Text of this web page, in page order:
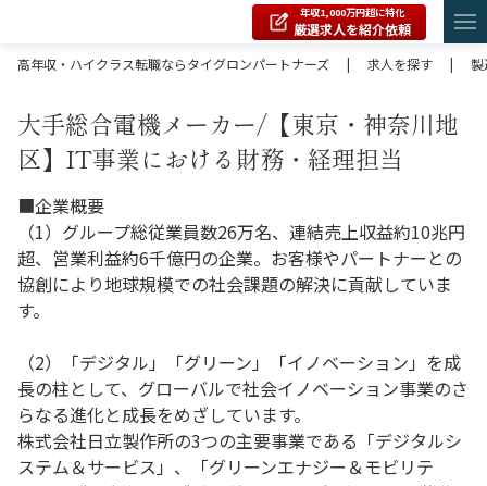
年収1,000万円超に特化
厳選求人を紹介依頼
高年収・ハイクラス転職ならタイグロンパートナーズ
| 求人を探す | 製
大手総合電機メーカー/【東京・神奈川地
区】IT事業における財務・経理担当
■企業概要
（1）グループ総従業員数26万名、連結売上収益約10兆円
超、営業利益約6千億円の企業。お客様やパートナーとの
協創により地球規模での社会課題の解決に貢献していま
す。
（2）「デジタル」「グリーン」「イノベーション」を成
長の柱として、グローバルで社会イノベーション事業のさ
らなる進化と成長をめざしています。
株式会社日立製作所の3つの主要事業である「デジタルシ
ステム＆サービス」、「グリーンエナジー＆モビリテ